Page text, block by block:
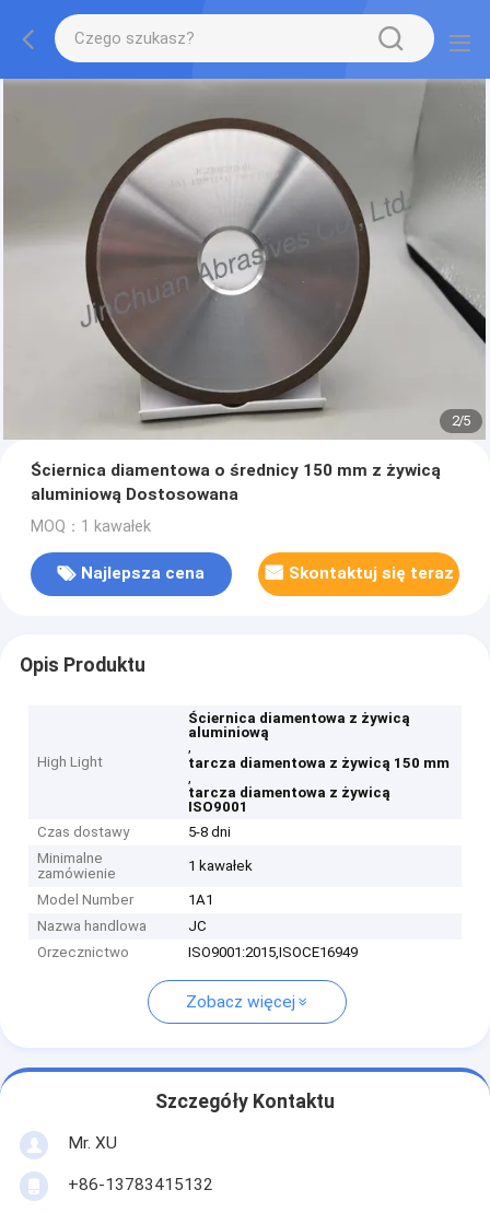
2/5
Ściernica diamentowa o średnicy 150 mm z żywicą
aluminiową Dostosowana
MOQ：1 kawałek
Najlepsza cena Skontaktuj się teraz
Opis Produktu
High Light
Ściernica diamentowa z żywicą
aluminiową
,
tarcza diamentowa z żywicą 150 mm
,
tarcza diamentowa z żywicą
ISO9001
Czas dostawy
5-8 dni
Minimalne
zamówienie
1 kawałek
Model Number
1A1
Nazwa handlowa
JC
Orzecznictwo
ISO9001:2015,ISOCE16949
Zobacz więcej
Szczegóły Kontaktu
Mr. XU
+86-13783415132